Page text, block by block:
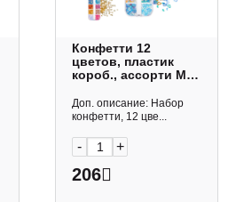
Конфетти 12
цветов, пластик
короб., ассорти M-
Доп. описание: Набор
конфетти, 12 цве...
- +
206